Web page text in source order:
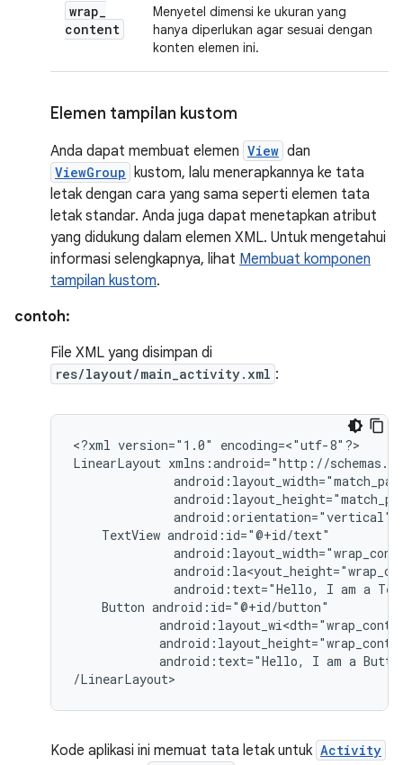
wrap_
content
Menyetel dimensi ke ukuran yang
hanya diperlukan agar sesuai dengan
konten elemen ini.
Elemen tampilan kustom
Anda dapat membuat elemen View dan
ViewGroup kustom, lalu menerapkannya ke tata
letak dengan cara yang sama seperti elemen tata
letak standar. Anda juga dapat menetapkan atribut
yang didukung dalam elemen XML. Untuk mengetahui
informasi selengkapnya, lihat Membuat komponen
tampilan kustom.
contoh:
File XML yang disimpan di
res/layout/main_activity.xml :
<?xml version="1.0"
encoding=<"utf-8"?>
LinearLayout
android:orientation="vertical"
TextView
android:text="Hello, I am a
Button
android:text="Hello, I am a
/LinearLayout>
Kode aplikasi ini memuat tata letak untuk Activity